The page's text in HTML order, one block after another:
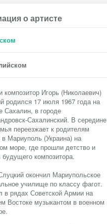
о артисте
композитор Игорь (Николаевич)
родился 17 июля 1967 года на
Сахалин, в городе
Сахалинский. В середине
переезжает к родителям
в Мариуполь (Украина) на
море, где прошли детство и
будущего композитора.
окончил Мариупольское
училище по классу фагот.
в рядах Советской Армии на
Востоке музыкантом в военном